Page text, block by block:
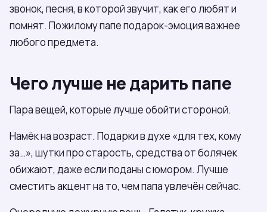
звонок, песня, в которой звучит, как его любят и
помнят. Пожилому папе подарок-эмоция важнее
любого предмета.
Чего лучше не дарить папе
Пара вещей, которые лучше обойти стороной.
Намёк на возраст. Подарки в духе «для тех, кому
за…», шутки про старость, средства от болячек
обижают, даже если поданы с юмором. Лучше
сместить акцент на то, чем папа увлечён сейчас.